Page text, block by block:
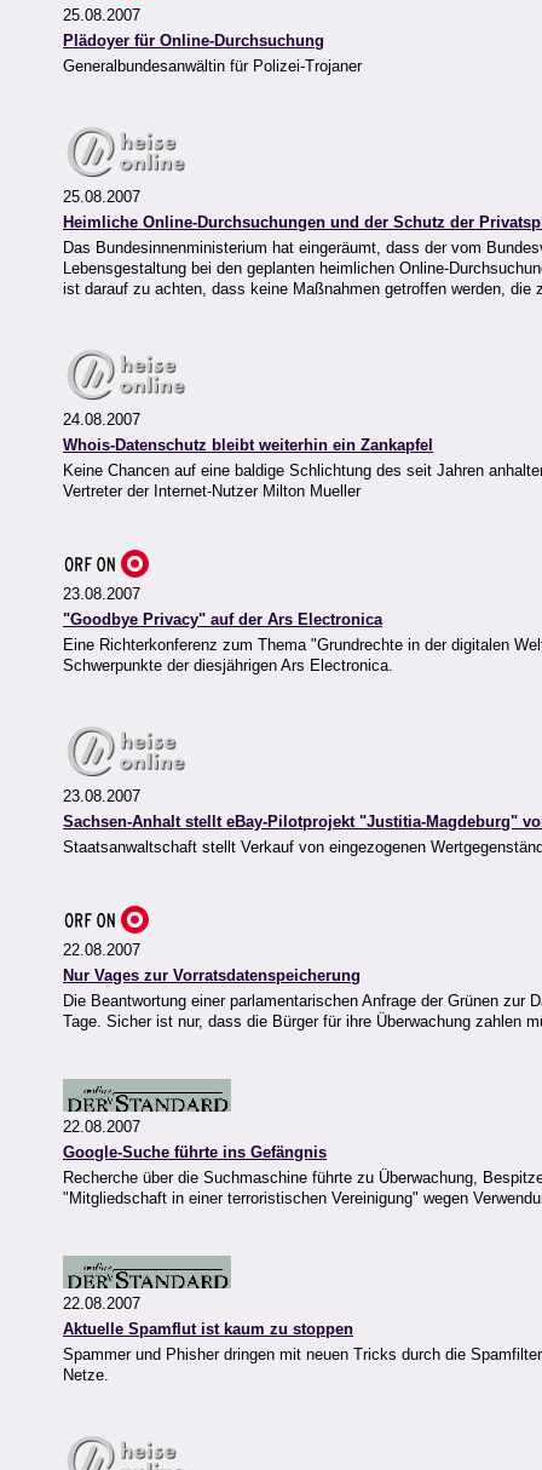
25.08.2007
Plädoyer für Online-Durchsuchung
Generalbundesanwältin für Polizei-Trojaner
25.08.2007
Heimliche Online-Durchsuchungen und der Schutz der
Das Bundesinnenministerium hat eingeräumt, dass der vom
Lebensgestaltung bei den geplanten heimlichen Online-
ist darauf zu achten, dass keine Maßnahmen getroffen werden,
24.08.2007
Whois-Datenschutz bleibt weiterhin ein Zankapfel
Keine Chancen auf eine baldige Schlichtung des seit Jahren
Vertreter der Internet-Nutzer Milton Mueller
23.08.2007
"Goodbye Privacy" auf der Ars Electronica
Eine Richterkonferenz zum Thema "Grundrechte in der digitalen
Schwerpunkte der diesjährigen Ars Electronica.
23.08.2007
Sachsen-Anhalt stellt eBay-Pilotprojekt "Justitia-Magdeburg"
Staatsanwaltschaft stellt Verkauf von eingezogenen
22.08.2007
Nur Vages zur Vorratsdatenspeicherung
Die Beantwortung einer parlamentarischen Anfrage der Grünen
Tage. Sicher ist nur, dass die Bürger für ihre Überwachung zahlen
22.08.2007
Google-Suche führte ins Gefängnis
Recherche über die Suchmaschine führte zu Überwachung,
"Mitgliedschaft in einer terroristischen Vereinigung" wegen
22.08.2007
Aktuelle Spamflut ist kaum zu stoppen
Spammer und Phisher dringen mit neuen Tricks durch die
Netze.